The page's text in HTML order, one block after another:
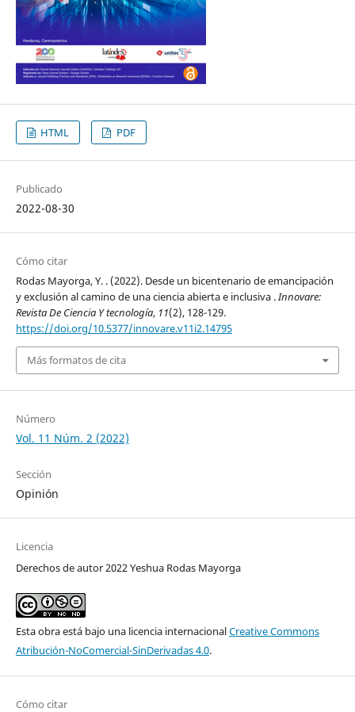
HTML PDF
Publicado
2022-08-30
Cómo citar
Rodas Mayorga, Y. . (2022). Desde un bicentenario de emancipación
y exclusión al camino de una ciencia abierta e inclusiva .Innovare:
Revista De Ciencia Y tecnología, 11(2), 128-129.
https://doi.org/10.5377/innovare.v11i2.14795
Más formatos de cita
Número
Vol. 11 Núm. 2 (2022)
Sección
Opinión
Licencia
Derechos de autor 2022 Yeshua Rodas Mayorga
Esta obra está bajo una licencia internacionalCreative Commons
Atribución-NoComercial-SinDerivadas 4.0.
Cómo citar